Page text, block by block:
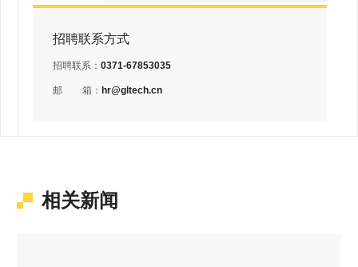
招聘联系方式
招聘联系： 0371-67853035
邮 箱： hr@gltech.cn
相关新闻